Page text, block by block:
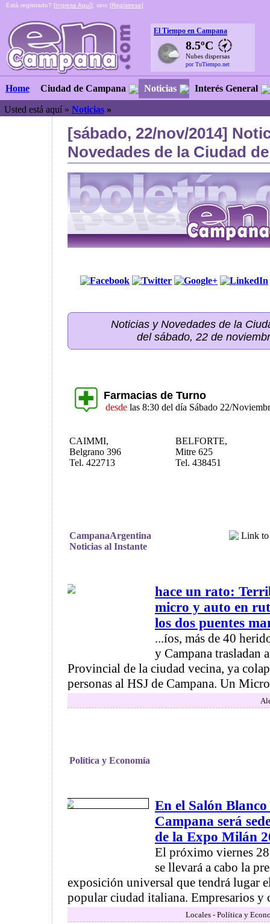
Está registrado? [Ingrese Aquí], sino [Regístrese]
El Tiempo en Campana
8.5ºC
Nubes dispersas
por TuTiempo.net
Home Ciudad de Campana Noticias Interés General
Usted está aquí » Noticias »
[sábado, 22/nov/2014]
Novedades de la Ciudad
Noticias y Novedades de la
del sábado, 22 de
Farmacias de Turno
desde las 8:30 del día Sábado 22/
CAIMMI,
Belgrano 396
Tel. 422713
BELFORTE,
Mitre 625
Tel. 438451
CampanaArgentina
Noticias al Instante
hace un rato:
micro y auto en
los dos puentes
...íos, más de 40
y Campana trasladan
Provincial de la ciudad vecina, ya
personas al HSJ de Campana. Un
Política y Economía
En el Salón
Campana será
de la Expo Milán
El próximo viernes
se llevará a cabo la
exposición universal que tendrá lugar
popular ciudad italiana. Empresarios y
Locales - Política y